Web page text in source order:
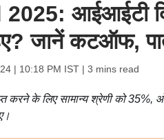
आईआईटी
जानें कटऑफ,
| 10:18 PM IST| 3 mins read
करने के लिए सामान्य श्रेणी को